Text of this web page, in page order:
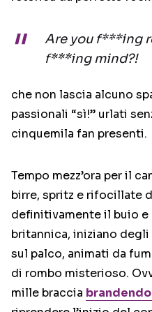
Are you f***ing
f***ing mind?!
che non lascia alcuno
passionali “sì!” urlati
cinquemila fan presenti.
Tempo mezz’ora per il
birre, spritz e rifocillate
definitivamente il buio e
britannica, iniziano
sul palco, animati da
di rombo misterioso.
mille braccia